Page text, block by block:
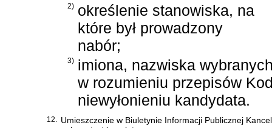
2) określenie stanowiska, na
które był prowadzony
nabór;
3) imiona, nazwiska
w rozumieniu przepisów
niewyłonieniu kandydata.
12. Umieszczenie w Biuletynie Informacji Publicznej